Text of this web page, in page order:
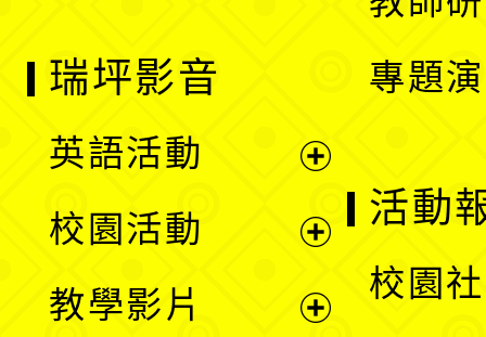
專題
瑞坪影音
英語活動
選
校園活動
教學影片
活動
校園